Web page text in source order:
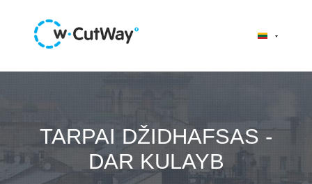
TARPAI DŽIDHAFSAS -
DAR KULAYB